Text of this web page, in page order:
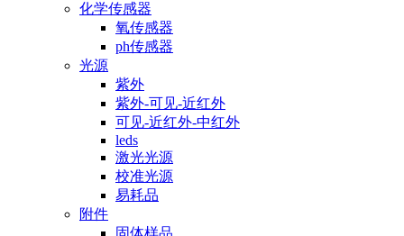
化学传感器
氧传感器
ph传感器
光源
紫外
紫外-可见-近红外
可见-近红外-中红外
leds
激光光源
校准光源
易耗品
附件